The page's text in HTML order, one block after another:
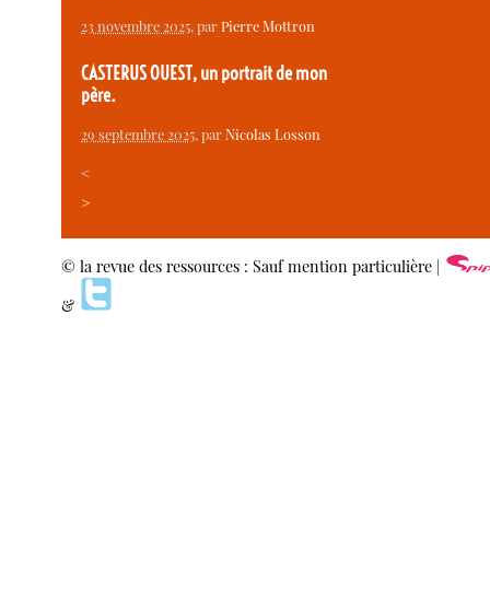
23 novembre 2025, parPierre Mottron
CASTERUS OUEST, un portrait de mon
père.
29 septembre 2025, parNicolas Losson
<
>
© la revue des ressources : Sauf mention particulière |
&